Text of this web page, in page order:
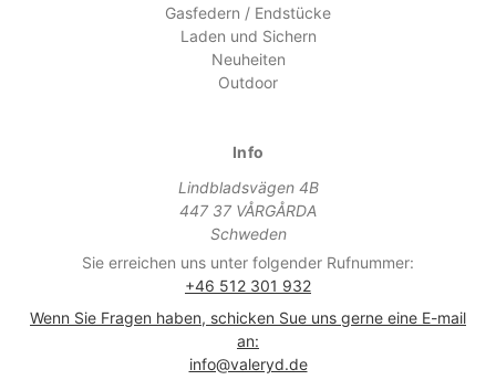
Gasfedern / Endstücke
Laden und Sichern
Neuheiten
Outdoor
Info
Lindbladsvägen 4B
447 37 VÅRGÅRDA
Schweden
Sie erreichen uns unter folgender Rufnummer:
+46 512 301 932
Wenn Sie Fragen haben, schicken Sue uns gerne eine E-mail
an:
info@valeryd.de